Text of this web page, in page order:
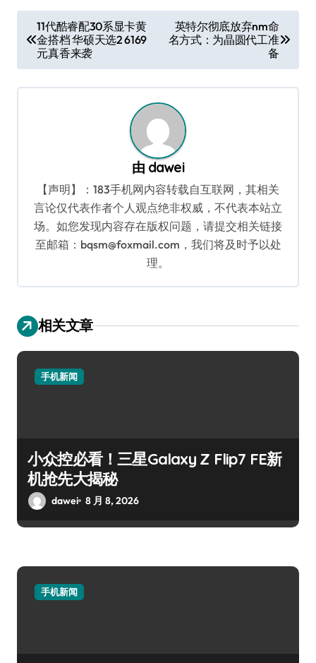
章
导
航
11代酷睿配30系显卡黄
金搭档 华硕天选2 6169
元真香来袭
英特尔彻底放弃nm命
名方式：为晶圆代工准
备
由 dawei
【声明】：183手机网内容转载自互联网，其相关
言论仅代表作者个人观点绝非权威，不代表本站立
场。如您发现内容存在版权问题，请提交相关链接
至邮箱：bqsm@foxmail.com，我们将及时予以处
理。
相关文章
手机新闻
小众控必看！三星Galaxy Z Flip7 FE新
机抢先大揭秘
dawei 8 月 8, 2026
手机新闻